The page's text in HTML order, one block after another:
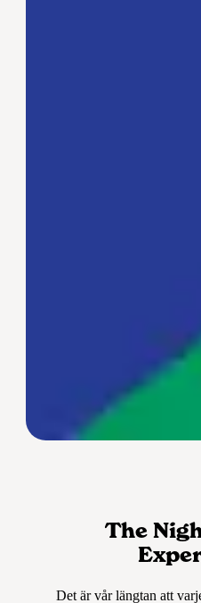
The
Det är vår längtan att